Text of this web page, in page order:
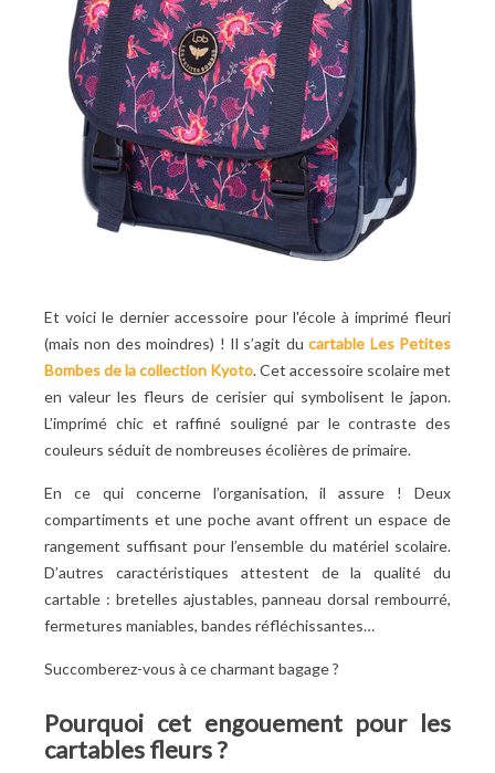
Et voici le dernier accessoire pour l'école à imprimé fleuri
(mais non des moindres) ! Il s’agit ducartable Les Petites
Bombes de la collection Kyoto. Cet accessoire scolaire met
en valeur les fleurs de cerisier qui symbolisent le japon.
L’imprimé chic et raffiné souligné par le contraste des
couleurs séduit de nombreuses écolières de primaire.
En ce qui concerne l’organisation, il assure ! Deux
compartiments et une poche avant offrent un espace de
rangement suffisant pour l’ensemble du matériel scolaire.
D’autres caractéristiques attestent de la qualité du
cartable : bretelles ajustables, panneau dorsal rembourré,
fermetures maniables, bandes réfléchissantes…
Succomberez-vous à ce charmant bagage ?
Pourquoi cet engouement pour les
cartables fleurs ?